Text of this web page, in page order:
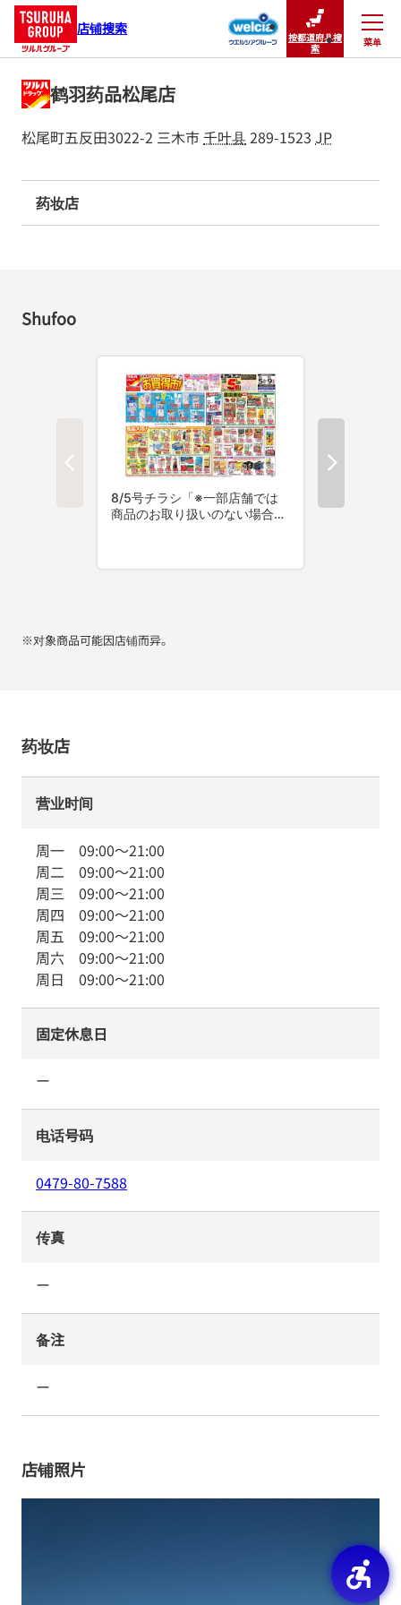
店铺搜索
按都道府县搜
索
菜单
关闭
鹤羽药品松尾店
松尾町五反田3022-2 三木市千叶县289-1523 JP
药妆店
Shufoo
※对象商品可能因店铺而异。
药妆店
营业时间
周一 09:00～21:00
周二 09:00～21:00
周三 09:00～21:00
周四 09:00～21:00
周五 09:00～21:00
周六 09:00～21:00
周日 09:00～21:00
固定休息日
ー
电话号码
0479-80-7588
传真
ー
备注
ー
店铺照片